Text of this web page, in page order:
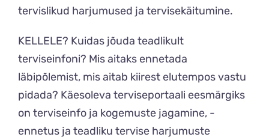
tervislikud harjumused ja tervisekäitumine.
KELLELE? Kuidas jõuda teadlikult
terviseinfoni? Mis aitaks ennetada
läbipõlemist, mis aitab kiirest elutempos vastu
pidada? Käesoleva terviseportaali eesmärgiks
on terviseinfo ja kogemuste jagamine, -
ennetus ja teadliku tervise harjumuste